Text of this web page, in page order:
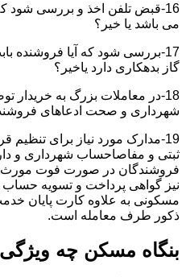
16-قبض تلفن اخذ و بررسی شود
می باشد یا خیر؟
17-بررسی شود که آیا فروشنده
گاز بدهکاری دارد یاخیر؟
18-در معاملات بزرگ به خریدار
شهرداری و صحت ادعاهای
19-مدارک مورد نیاز برای تنظیم
ثبتی و مفاصاحساب شهرداری و
فروشندگان در صورت فوت مورث و
نیز گواهی پرداخت و تسویه حساب
مسکونی به علاوه کارت پایان
ذکور طرف معامله است.
بنگاه مسکن چه ویژگی